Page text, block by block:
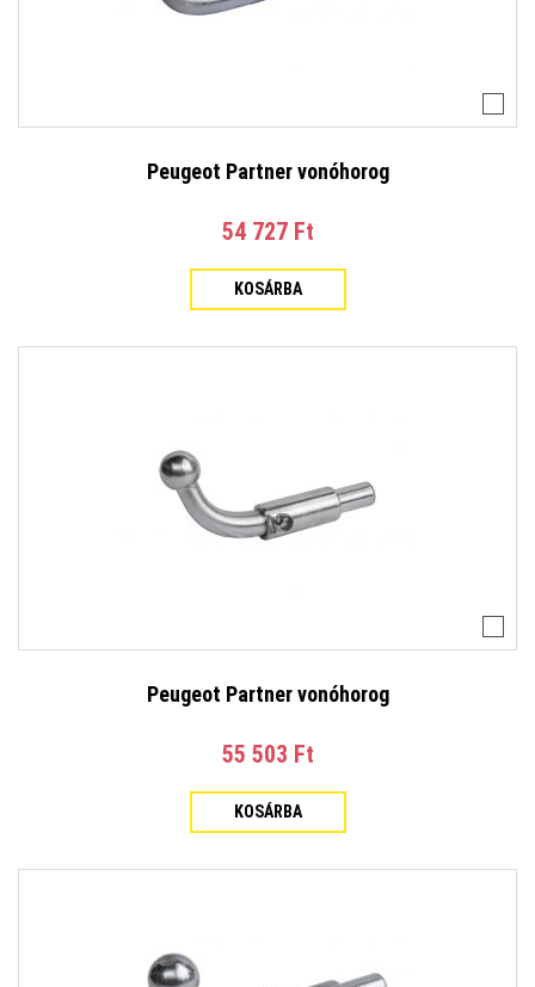
Peugeot Partner vonóhorog
54 727 Ft‎
KOSÁRBA
Peugeot Partner vonóhorog
55 503 Ft‎
KOSÁRBA